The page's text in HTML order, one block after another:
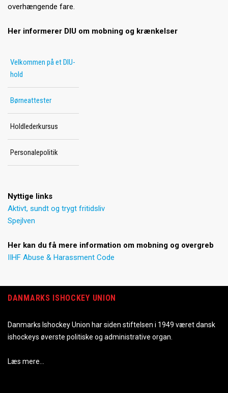
overhængende fare.
Her informerer DIU om mobning og krænkelser
Velkommen på et DIU-
hold
Børneattester
Holdlederkursus
Personalepolitik
Nyttige links
Aktivt, sundt og trygt fritidsliv
Spejlven
Her kan du få mere information om mobning og overgreb
IIHF Abuse & Harassment Code
DANMARKS ISHOCKEY UNION
Danmarks Ishockey Union har siden stiftelsen i 1949 været dansk
ishockeys øverste politiske og administrative organ.
Læs mere…